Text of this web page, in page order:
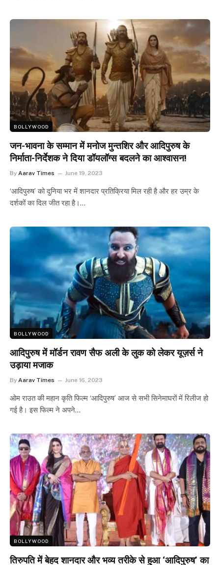
BOLLYWOOD
जन-भावना के सम्मान में मनोज मुन्तशिर और आदिपुरुष के
निर्माता-निर्देशक ने दिया डॉयलॉग्स बदलने का आश्वासन!
By Aarav Times June 19, 2023
‘आदिपुरुष’ को दुनिया भर में शानदार प्रतिक्रिया मिल रही है और हर उम्र के
दर्शकों का दिल जीत रहा है।…
BOLLYWOOD
आदिपुरुष में मॉर्डन रावण सैफ अली के लुक को लेकर यूज़र्स ने
उड़ाया मजाक
By Aarav Times June 16, 2023
ओम राउत की महान कृति फिल्म ‘आदिपुरुष’ आज से सभी सिनेमाघरों में रिलीज हो
गई है। इस फिल्म ने अपने…
BOLLYWOOD
तिरुपति में बेहद शानदार और भव्य तरीके से हुआ ‘आदिपुरुष’ का